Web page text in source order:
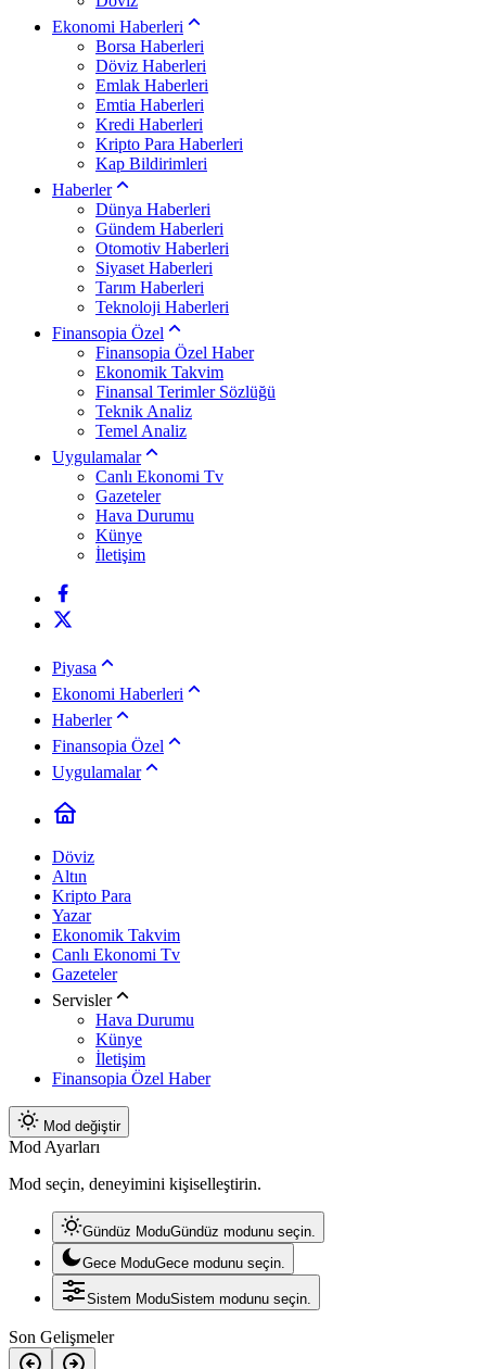
Ekonomi Haberleri
Borsa Haberleri
Döviz Haberleri
Emlak Haberleri
Emtia Haberleri
Kredi Haberleri
Kripto Para Haberleri
Kap Bildirimleri
Haberler
Dünya Haberleri
Gündem Haberleri
Otomotiv Haberleri
Siyaset Haberleri
Tarım Haberleri
Teknoloji Haberleri
Finansopia Özel
Finansopia Özel Haber
Ekonomik Takvim
Finansal Terimler Sözlüğü
Teknik Analiz
Temel Analiz
Uygulamalar
Canlı Ekonomi Tv
Gazeteler
Hava Durumu
Künye
İletişim
Piyasa
Ekonomi Haberleri
Haberler
Finansopia Özel
Uygulamalar
Döviz
Altın
Kripto Para
Yazar
Ekonomik Takvim
Canlı Ekonomi Tv
Gazeteler
Servisler
Hava Durumu
Künye
İletişim
Finansopia Özel Haber
Mod değiştir
Mod Ayarları
Mod seçin, deneyimini kişiselleştirin.
Gündüz ModuGündüz modunu seçin.
Gece ModuGece modunu seçin.
Sistem ModuSistem modunu seçin.
Son Gelişmeler